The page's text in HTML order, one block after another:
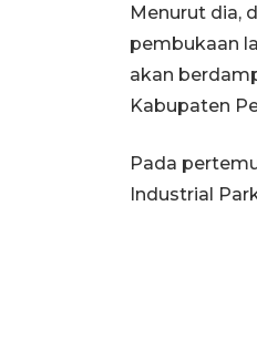
Menurut dia,
pembukaan
akan
Kabupaten
Pada
Industrial